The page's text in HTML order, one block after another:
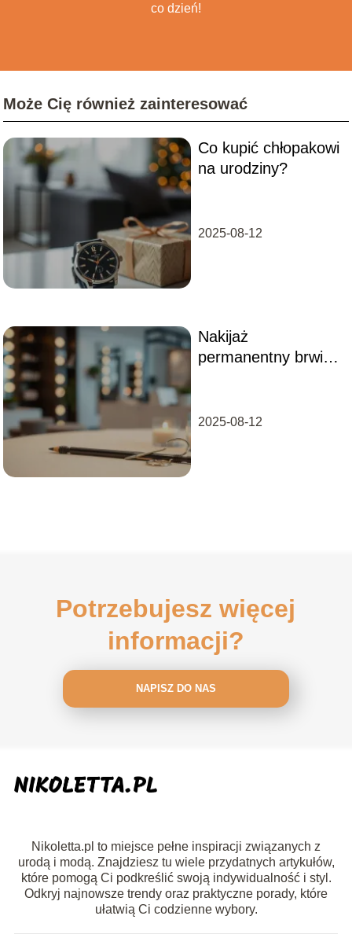
co dzień!
Może Cię również zainteresować
Co kupić chłopakowi
na urodziny?
2025-08-12
Nakijaż
permanentny brwi –
2025-08-12
Potrzebujesz więcej
informacji?
NAPISZ DO NAS
Nikoletta.pl to miejsce pełne inspiracji związanych z
urodą i modą. Znajdziesz tu wiele przydatnych artykułów,
które pomogą Ci podkreślić swoją indywidualność i styl.
Odkryj najnowsze trendy oraz praktyczne porady, które
ułatwią Ci codzienne wybory.